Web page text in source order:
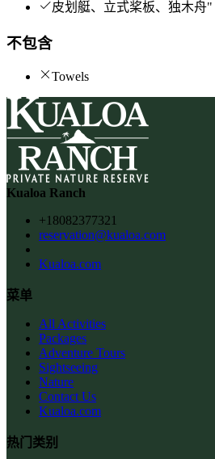
皮划艇、立式桨板、独木舟"
不包含
Towels
Kualoa Ranch
+18082377321
reservation@kualoa.com
Kualoa.com
菜单
All Activities
Packages
Adventure Tours
Sightseeing
Nature
Contact Us
Kualoa.com
热门类别